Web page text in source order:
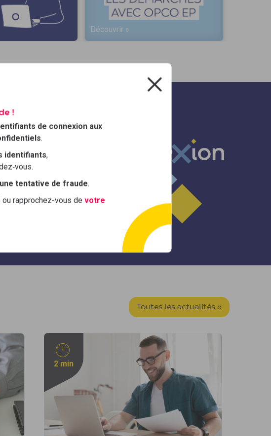
!
de connexion aux
.
identifiants,
tentative de fraude.
rapprochez-vous de votre
Découvrir »
Toutes les actualités »
2 min